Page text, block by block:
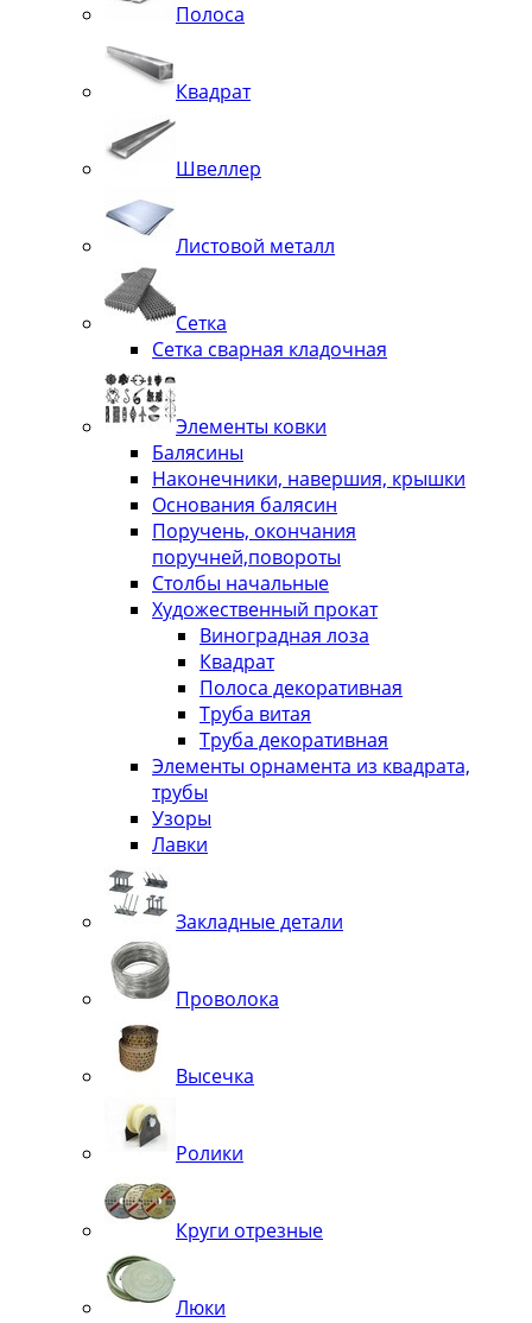
Полоса
Квадрат
Швеллер
Листовой металл
Сетка
Сетка сварная кладочная
Элементы ковки
Балясины
Наконечники, навершия, крышки
Основания балясин
Поручень, окончания
поручней,повороты
Столбы начальные
Художественный прокат
Виноградная лоза
Квадрат
Полоса декоративная
Труба витая
Труба декоративная
Элементы орнамента из квадрата,
трубы
Узоры
Лавки
Закладные детали
Проволока
Высечка
Ролики
Круги отрезные
Люки